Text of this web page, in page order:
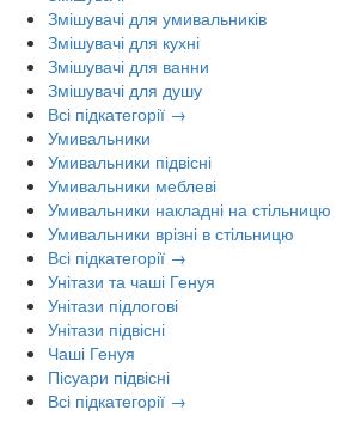
Змішувачі для умивальників
Змішувачі для кухні
Змішувачі для ванни
Змішувачі для душу
Всі підкатегорії →
Умивальники
Умивальники підвісні
Умивальники меблеві
Умивальники накладні на стільницю
Умивальники врізні в стільницю
Всі підкатегорії →
Унітази та чаші Генуя
Унітази підлогові
Унітази підвісні
Чаші Генуя
Пісуари підвісні
Всі підкатегорії →